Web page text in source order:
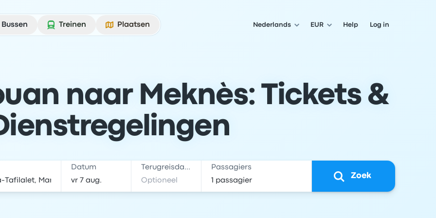
Bussen
Treinen Plaatsen Nederlands EUR Help Log in
naar Meknès: Tickets &
Datum Terugreisdatum Passagiers
Zoek